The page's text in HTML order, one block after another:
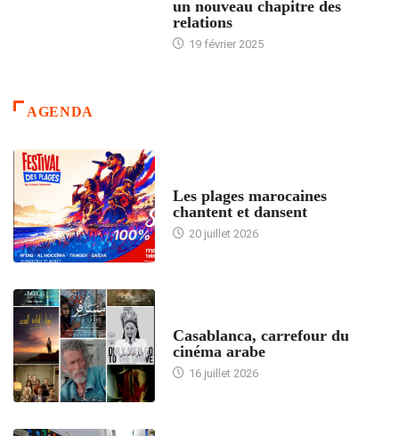
un nouveau chapitre des
relations
19 février 2025
AGENDA
Les plages marocaines
chantent et dansent
20 juillet 2026
Casablanca, carrefour du
cinéma arabe
16 juillet 2026